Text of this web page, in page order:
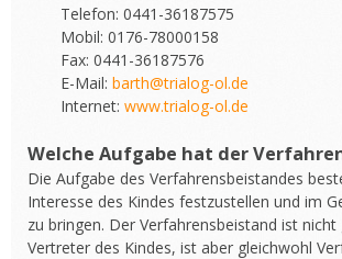
Telefon: 0441-36187575
Mobil: 0176-78000158
Fax: 0441-36187576
E-Mail: barth@trialog-ol.de
Internet: www.trialog-ol.de
Welche Aufgabe hat der
Die Aufgabe des Verfahrensbeistandes
Interesse des Kindes festzustellen und im
zu bringen. Der Verfahrensbeistand ist nicht
Vertreter des Kindes, ist aber gleichwohl